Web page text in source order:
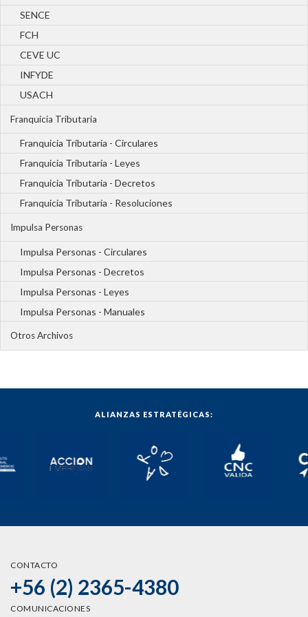
SENCE
FCH
CEVE UC
INFYDE
USACH
Franquicia Tributaria
Franquicia Tributaria - Circulares
Franquicia Tributaria - Leyes
Franquicia Tributaria - Decretos
Franquicia Tributaria - Resoluciones
Impulsa Personas
Impulsa Personas - Circulares
Impulsa Personas - Decretos
Impulsa Personas - Leyes
Impulsa Personas - Manuales
Otros Archivos
ALIANZAS ESTRATÉGICAS:
CONTACTO
+56 (2) 2365-4380
COMUNICACIONES